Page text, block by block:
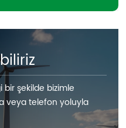
şekilde bizimle
veya telefon yoluyla